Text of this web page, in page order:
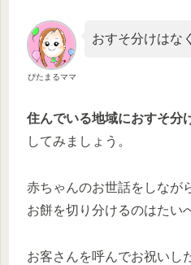
ぴたまるママ
おすそ分けはな
住んでいる地域におすそ分
してみましょう。
赤ちゃんのお世話をしなが
お餅を切り分けるのはたい
お客さんを呼んでお祝いし